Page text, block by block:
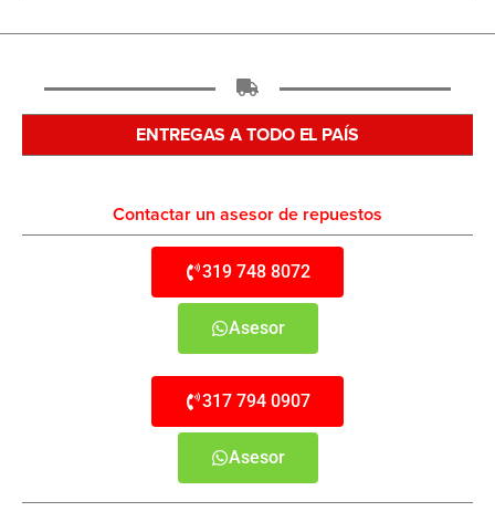
ENTREGAS A TODO EL PAÍS
Contactar un asesor de repuestos
319 748 8072
Asesor
317 794 0907
Asesor